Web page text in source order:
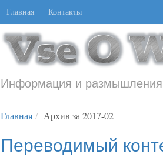
Главная Контакты
Информация и размышления
Главная Архив за 2017-02
Переводимый